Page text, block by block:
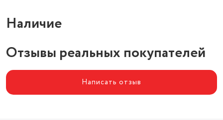
Наличие
Отзывы реальных покупателей
Написать отзыв